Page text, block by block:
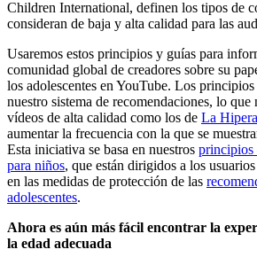
Children International, definen los tipos de
consideran de baja y alta calidad para las
Usaremos estos principios y guías para
comunidad global de creadores sobre su
los adolescentes en YouTube. Los
nuestro sistema de recomendaciones, lo que
vídeos de alta calidad como los de La
aumentar la frecuencia con la que se
Esta iniciativa se basa en nuestros principios
para niños, que están dirigidos a los
en las medidas de protección de las
adolescentes.
Ahora es aún más fácil encontrar la
la edad adecuada